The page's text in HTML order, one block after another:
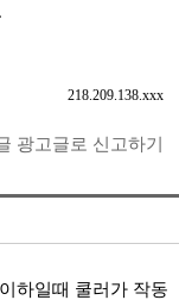
218.209.138.xxx
광고글로 신고하기
하일때 쿨러가 작동